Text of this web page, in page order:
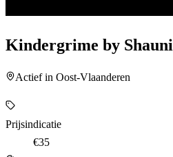
Kindergrime by Shauni
Actief in Oost-Vlaanderen
Prijsindicatie
€35